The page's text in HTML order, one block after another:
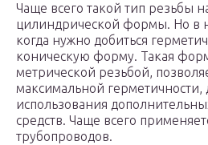
Чаще всего такой тип резьбы
цилиндрической формы. Но в
когда нужно добиться
коническую форму. Такая
метрической резьбой,
максимальной герметичности,
использования
средств. Чаще всего
трубопроводов.